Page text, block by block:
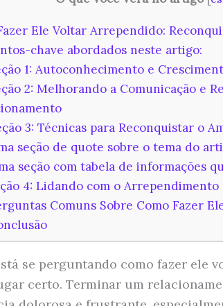
Ele Voltar Arrependido:
chave abordados neste artigo:
1: Autoconhecimento e
2: Melhorando a Comunicação e
3: Técnicas para Reconquistar o
seção de quote sobre o tema do
seção com tabela de informações
4: Lidando com o Arrependimento
Comuns Sobre Como Fazer
se perguntando como fazer ele
certo. Terminar um